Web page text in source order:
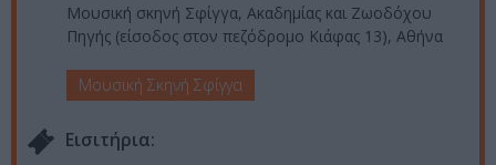
Μουσική σκηνή Σφίγγα, Ακαδημίας και Ζωοδόχου
Πηγής (είσοδος στον πεζόδρομο Κιάφας 13), Αθήνα
Μουσική Σκηνή Σφίγγα
Eισιτήρια: